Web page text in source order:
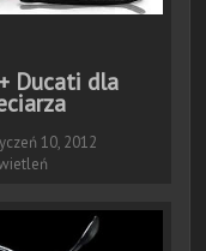
Ducati dla
10, 2012